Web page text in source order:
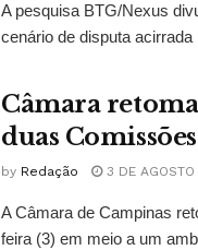
A pesquisa BTG/Nexus
cenário de disputa
Câmara
duas
by Redação 3 DE
A Câmara de Campinas
feira (3) em meio a um